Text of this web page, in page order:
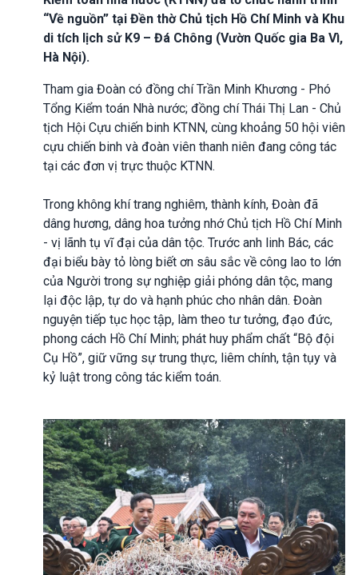
“Về nguồn” tại Đền thờ Chủ tịch Hồ Chí Minh và Khu
di tích lịch sử K9 – Đá Chông (Vườn Quốc gia Ba Vì,
Hà Nội).
Tham gia Đoàn có đồng chí Trần Minh Khương - Phó
Tổng Kiểm toán Nhà nước; đồng chí Thái Thị Lan - Chủ
tịch Hội Cựu chiến binh KTNN, cùng khoảng 50 hội viên
cựu chiến binh và đoàn viên thanh niên đang công tác
tại các đơn vị trực thuộc KTNN.
Trong không khí trang nghiêm, thành kính, Đoàn đã
dâng hương, dâng hoa tưởng nhớ Chủ tịch Hồ Chí Minh
- vị lãnh tụ vĩ đại của dân tộc. Trước anh linh Bác, các
đại biểu bày tỏ lòng biết ơn sâu sắc về công lao to lớn
của Người trong sự nghiệp giải phóng dân tộc, mang
lại độc lập, tự do và hạnh phúc cho nhân dân. Đoàn
nguyện tiếp tục học tập, làm theo tư tưởng, đạo đức,
phong cách Hồ Chí Minh; phát huy phẩm chất “Bộ đội
Cụ Hồ”, giữ vững sự trung thực, liêm chính, tận tụy và
kỷ luật trong công tác kiểm toán.